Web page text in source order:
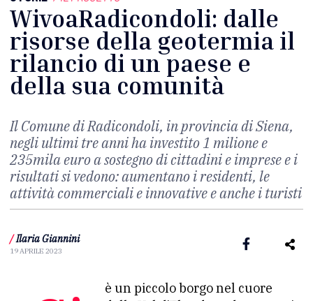
WivoaRadicondoli: dalle
risorse della geotermia il
rilancio di un paese e
della sua comunità
Il Comune di Radicondoli, in provincia di Siena,
negli ultimi tre anni ha investito 1 milione e
235mila euro a sostegno di cittadini e imprese e i
risultati si vedono: aumentano i residenti, le
attività commerciali e innovative e anche i turisti
/ Ilaria Giannini
19 APRILE 2023